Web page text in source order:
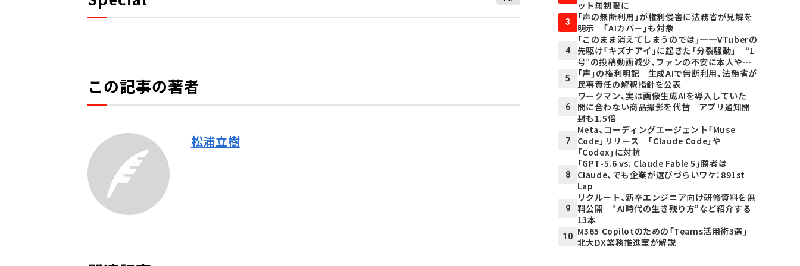
この記事の著者
松浦立樹
ット無制限に
3
「声の無断利用」が権利侵害に――法務省が見解を
明示 「AIカバー」も対象
4
「このまま消えてしまうのでは」──VTuberの
先駆け「キズナアイ」に起きた「分裂騒動」 “1
号”の投稿動画減少、ファンの不安に本人や運
営元が説明
5
「声」の権利明記 生成AIで無断利用、法務省が
民事責任の解釈指針を公表
6
ワークマン、実は画像生成AIを導入していた
間に合わない商品撮影を代替 アプリ通知開
封も1.5倍
7
Meta、コーディングエージェント「Muse
Code」リリース 「Claude Code」や
「Codex」に対抗
8
「GPT-5.6 vs. Claude Fable 5」勝者は
Claude、でも企業が選びづらいワケ：891st
Lap
9
リクルート、新卒エンジニア向け研修資料を無
料公開 “AI時代の生き残り方”など紹介する
13本
10 M365 Copilotのための「Teams活用術3選」
北大DX業務推進室が解説